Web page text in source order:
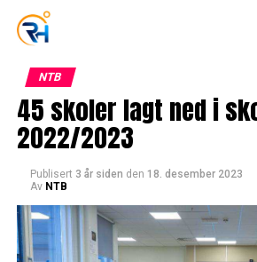
NTB
45 skoler lagt ned i
2022/2023
Publisert 3 år siden den 18. desember 2023
Av NTB